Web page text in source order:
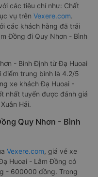
các tiêu chí như: Chất
vụ trên Vexere.com.
các khách hàng đã trải
Đồng đi Quy Nhơn - Bình
- Bình Định từ Đạ Huoai
trung bình là 4.2/5
xe khách Đạ Huoai -
nhất tuyến được đánh giá
Hải.
Quy Nhơn - Bình
Vexere.com, giá vé xe
Huoai - Lâm Đồng có
- 600000 đồng. Trong